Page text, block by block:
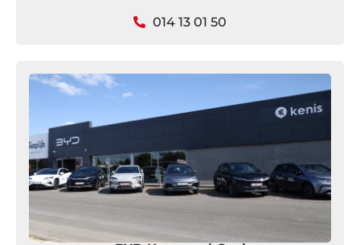
014 13 01 50